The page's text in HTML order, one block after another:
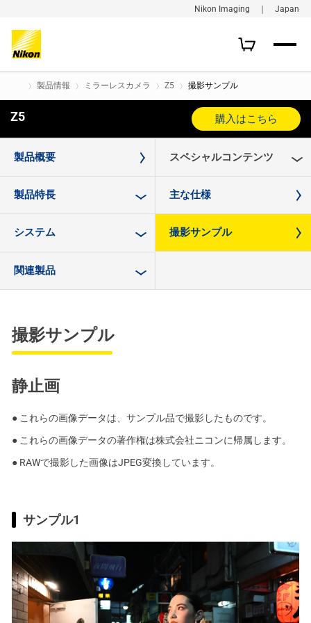
Nikon Imaging ｜ Japan
製品情報 ミラーレスカメラ Z5 撮影サンプル
Z5 購入はこちら
製品概要 スペシャルコンテンツ
製品特長 主な仕様
システム 撮影サンプル
関連製品
撮影サンプル
静止画
● これらの画像データは、サンプル品で撮影したものです。
● これらの画像データの著作権は株式会社ニコンに帰属します。
● RAWで撮影した画像はJPEG変換しています。
サンプル1